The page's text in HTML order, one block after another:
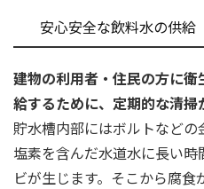
安心安全な飲料水の供給
建物の利用者・住民の方に
給するために、定期的な清掃
貯水槽内部にはボルトなどの
塩素を含んだ水道水に長い
ビが生じます。そこから腐